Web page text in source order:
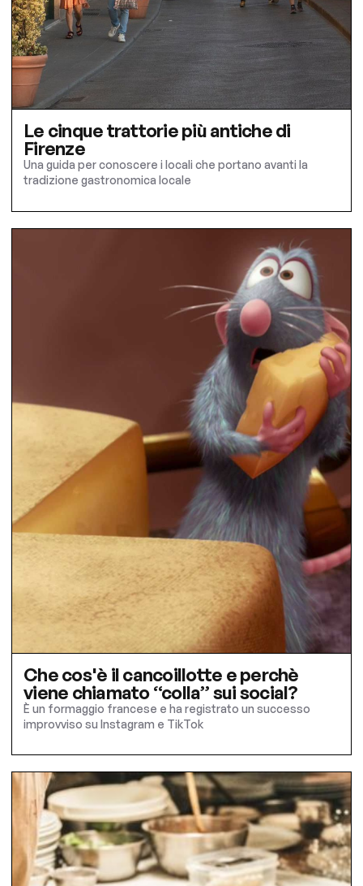
Le cinque trattorie più antiche di
Firenze
Una guida per conoscere i locali che portano avanti la
tradizione gastronomica locale
Che cos'è il cancoillotte e perchè
viene chiamato “colla” sui social?
È un formaggio francese e ha registrato un successo
improvviso su Instagram e TikTok